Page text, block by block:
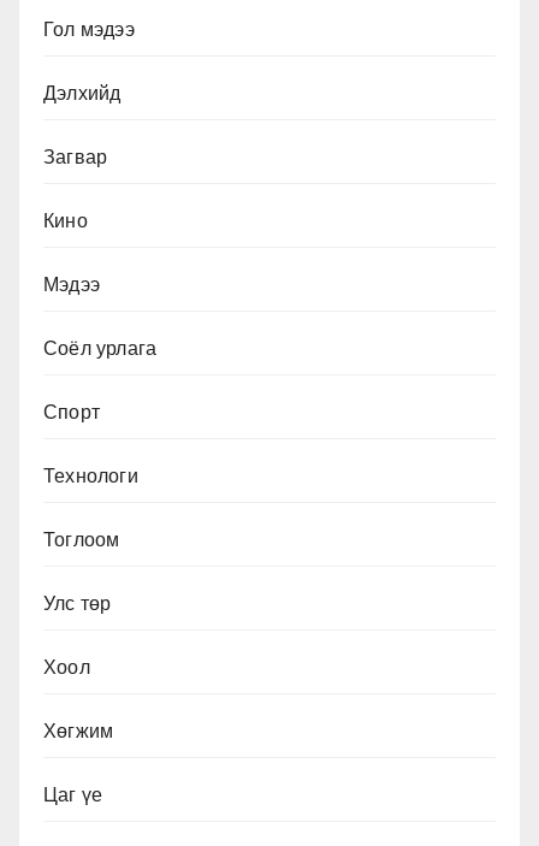
Гол мэдээ
Дэлхийд
Загвар
Кино
Мэдээ
Соёл урлага
Спорт
Технологи
Тоглоом
Улс төр
Хоол
Хөгжим
Цаг үе